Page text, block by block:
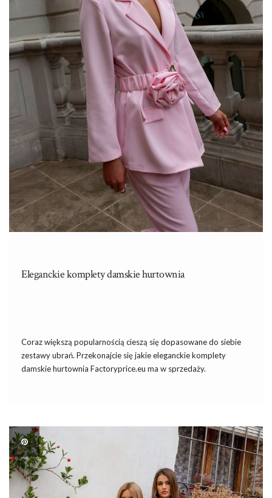
Eleganckie komplety damskie hurtownia
Coraz większą popularnością cieszą się dopasowane do siebie
zestawy ubrań. Przekonajcie się jakie eleganckie komplety
damskie hurtownia Factoryprice.eu ma w sprzedaży.